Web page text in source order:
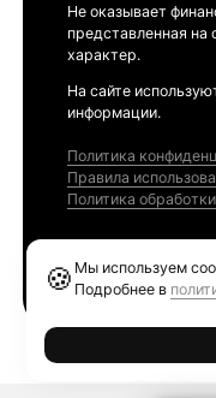
Не оказывает
представленная на
характер.
На сайте
информации.
Политика
Правила
Политика
🍪 Мы используем
Подробнее в
Ethereum GAS